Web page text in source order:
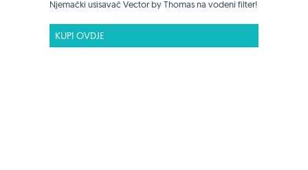
Njemački usisavač Vector by Thomas na vodeni filter!
KUPI OVDJE